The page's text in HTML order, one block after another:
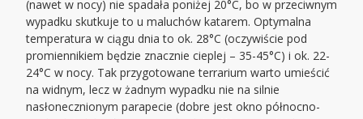
(nawet w nocy) nie spadała poniżej 20°C, bo w przeciwnym
wypadku skutkuje to u maluchów katarem. Optymalna
temperatura w ciągu dnia to ok. 28°C (oczywiście pod
promiennikiem będzie znacznie cieplej – 35-45°C) i ok. 22-
24°C w nocy. Tak przygotowane terrarium warto umieścić
na widnym, lecz w żadnym wypadku nie na silnie
nasłonecznionym parapecie (dobre jest okno północno-